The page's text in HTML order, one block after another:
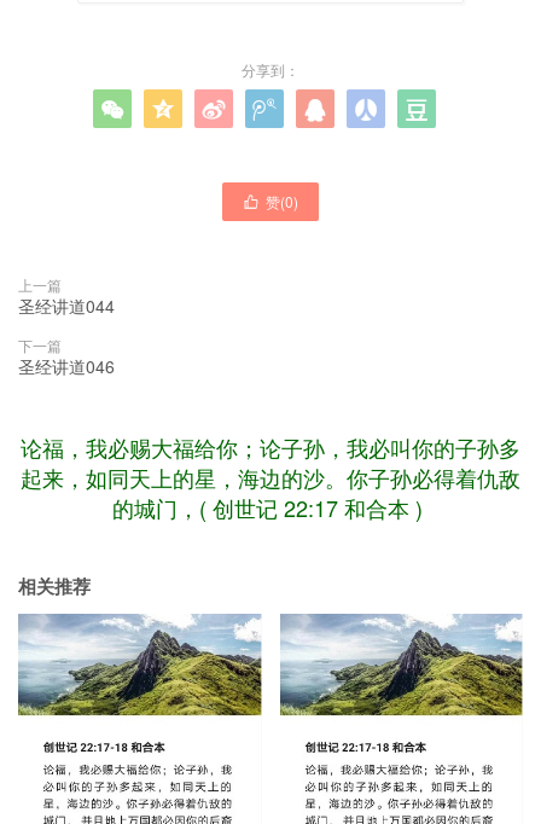
分享到：
      
 赞(0)
上一篇
圣经讲道044
下一篇
圣经讲道046
论福，我必赐大福给你；论子孙，我必叫你的子孙多
起来，如同天上的星，海边的沙。你子孙必得着仇敌
的城门，( 创世记 22:17 和合本 )
相关推荐